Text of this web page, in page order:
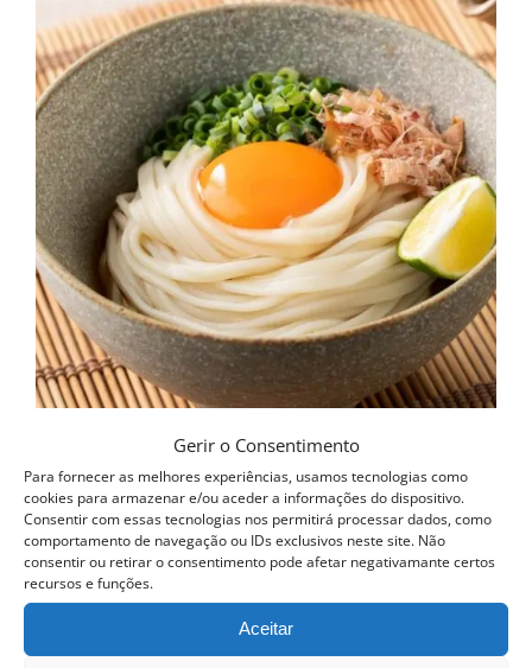
Gerir o Consentimento
Para fornecer as melhores experiências, usamos tecnologias como
cookies para armazenar e/ou aceder a informações do dispositivo.
Consentir com essas tecnologias nos permitirá processar dados, como
comportamento de navegação ou IDs exclusivos neste site. Não
consentir ou retirar o consentimento pode afetar negativamante certos
recursos e funções.
Aceitar
Curso Street food, Dumplings e Udon
425.00€
Ver opções
product
Detalhes